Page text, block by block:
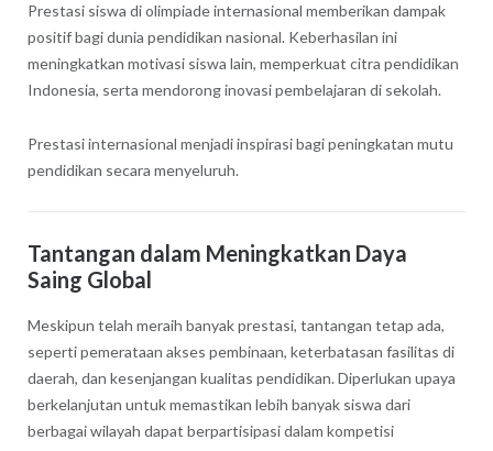
Prestasi siswa di olimpiade internasional memberikan dampak
positif bagi dunia pendidikan nasional. Keberhasilan ini
meningkatkan motivasi siswa lain, memperkuat citra pendidikan
Indonesia, serta mendorong inovasi pembelajaran di sekolah.
Prestasi internasional menjadi inspirasi bagi peningkatan mutu
pendidikan secara menyeluruh.
Tantangan dalam Meningkatkan Daya
Saing Global
Meskipun telah meraih banyak prestasi, tantangan tetap ada,
seperti pemerataan akses pembinaan, keterbatasan fasilitas di
daerah, dan kesenjangan kualitas pendidikan. Diperlukan upaya
berkelanjutan untuk memastikan lebih banyak siswa dari
berbagai wilayah dapat berpartisipasi dalam kompetisi